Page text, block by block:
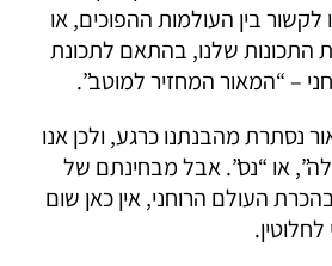
בין העולמות ההפוכים, או
התכונות שלנו, בהתאם לתכונת
– “המאור המחזיר למוטב”.
נסתרת מהבנתנו כרגע, ולכן אנו
או “נס”. אבל מבחינתם של
העולם הרוחני, אין כאן שום